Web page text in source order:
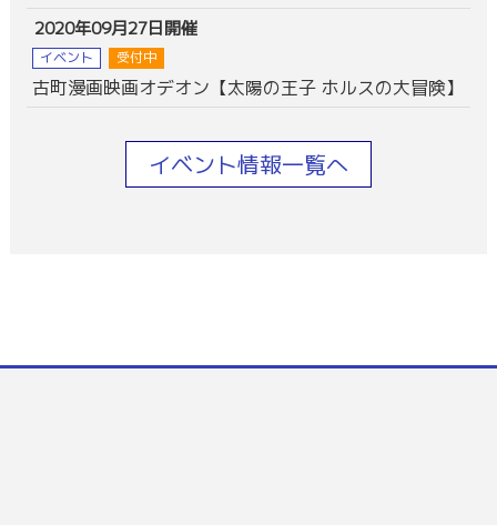
2020年09月27日開催
イベント 受付中
古町漫画映画オデオン【太陽の王子 ホルスの大冒険】
イベント情報一覧へ